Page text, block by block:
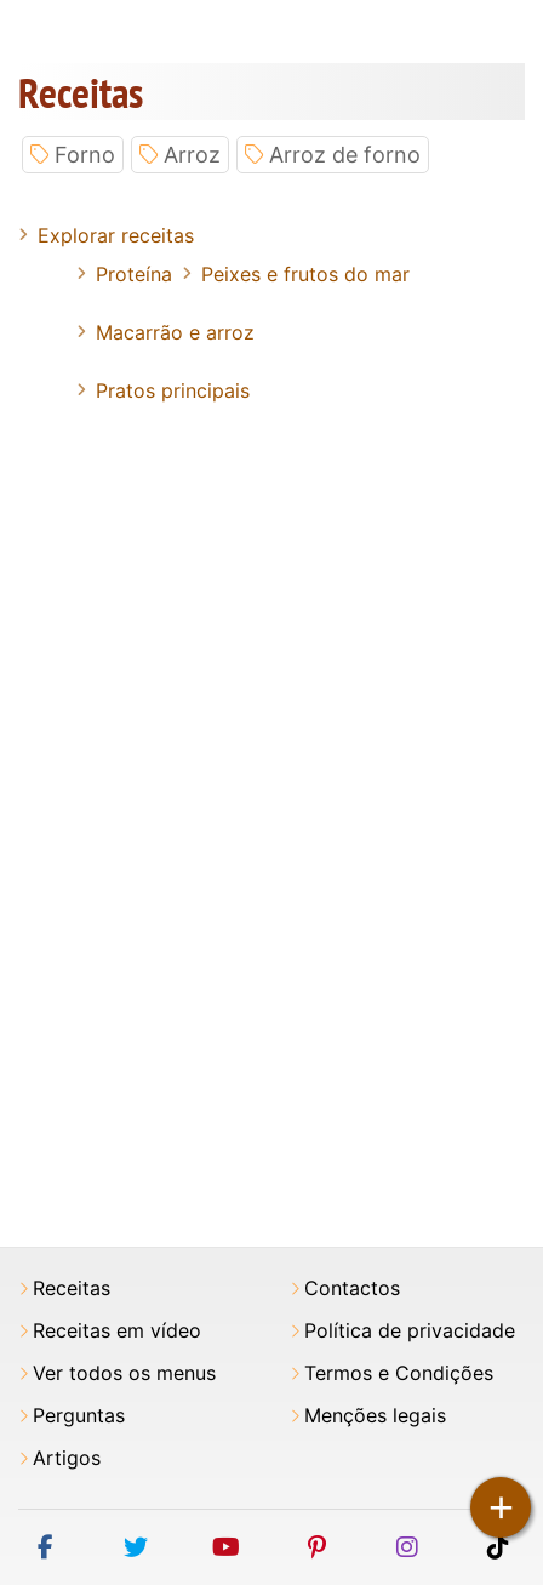
+
Receitas
Forno Arroz Arroz de forno
Explorar receitas
Proteína
Peixes e frutos do mar
Macarrão e arroz
Pratos principais
Receitas
Receitas em vídeo
Ver todos os menus
Perguntas
Artigos
Contactos
Política de privacidade
Termos e Condições
Menções legais
facebooktwitter youtubepinterestinstagram